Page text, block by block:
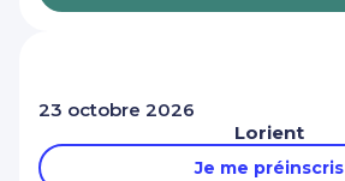
23 octobre 2026
Lorient
Je me préinscris